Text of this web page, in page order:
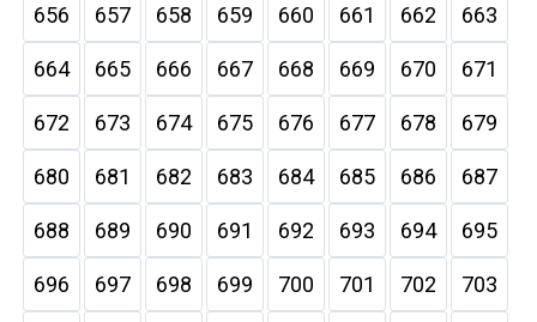
656 657 658 659 660 661 662 663
664 665 666 667 668 669 670 671
672 673 674 675 676 677 678 679
680 681 682 683 684 685 686 687
688 689 690 691 692 693 694 695
696 697 698 699 700 701 702 703